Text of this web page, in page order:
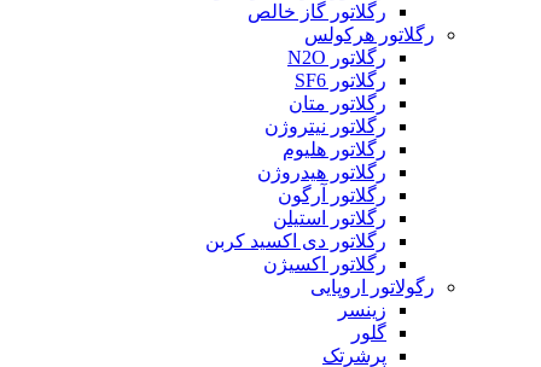
رگلاتور گاز خالص
رگلاتور هرکولس
رگلاتور N2O
رگلاتور SF6
رگلاتور متان
رگلاتور نیتروژن
رگلاتور هلیوم
رگلاتور هیدروژن
رگلاتور آرگون
رگلاتور استیلن
رگلاتور دی اکسید کربن
رگلاتور اکسیژن
رگولاتور اروپایی
زینسر
گلور
پرشرتک